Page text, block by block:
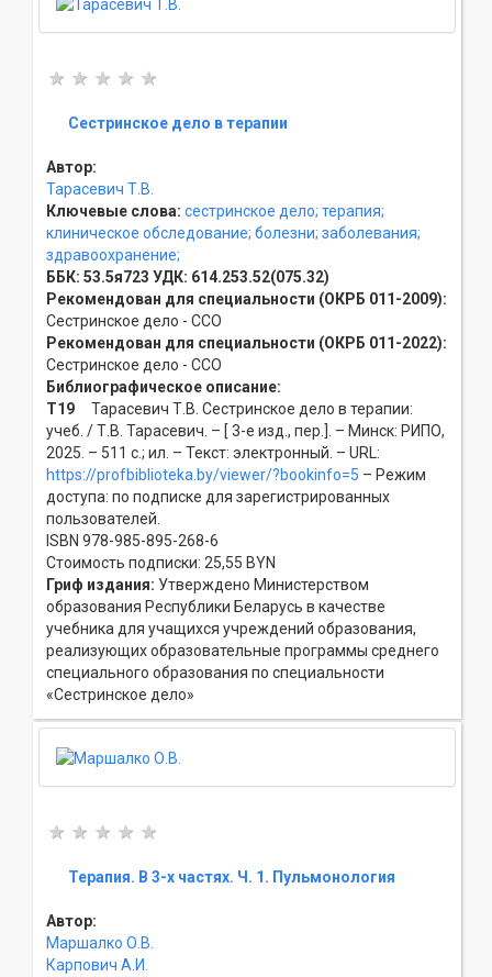
Сестринское дело в терапии
Автор:
Тарасевич Т.В.
Ключевые слова: сестринское дело; терапия;
клиническое обследование; болезни; заболевания;
здравоохранение;
ББК: 53.5я723 УДК: 614.253.52(075.32)
Рекомендован для специальности (ОКРБ 011-2009):
Сестринское дело - ССO
Рекомендован для специальности (ОКРБ 011-2022):
Сестринское дело - ССO
Библиографическое описание:
Т19 Тарасевич Т.В. Сестринское дело в терапии:
учеб. / Т.В. Тарасевич. – [ 3-е изд., пер.]. – Минск: РИПО,
2025. – 511 с.; ил. – Текст: электронный. – URL:
https://profbiblioteka.by/viewer/?bookinfo=5 – Режим
доступа: по подписке для зарегистрированных
пользователей.
ISBN 978-985-895-268-6
Стоимость подписки: 25,55 BYN
Гриф издания: Утверждено Министерством
образования Республики Беларусь в качестве
учебника для учащихся учреждений образования,
реализующих образовательные программы среднего
специального образования по специальности
«Сестринское дело»
Терапия. В 3-х частях. Ч. 1. Пульмонология
Автор:
Маршалко О.В.
Карпович А.И.